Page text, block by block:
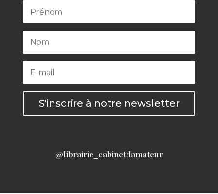
S'inscrire à notre newsletter
@librairie_cabinetdamateur